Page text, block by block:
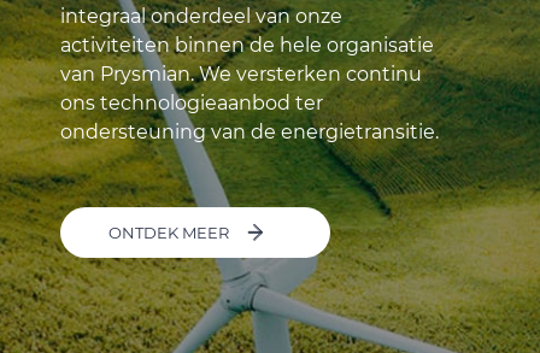
integraal onderdeel van onze
activiteiten binnen de hele organisatie
van Prysmian. We versterken continu
ons technologieaanbod ter
ondersteuning van de energietransitie.
ONTDEK MEER